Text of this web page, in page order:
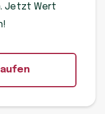
Jetzt Wert